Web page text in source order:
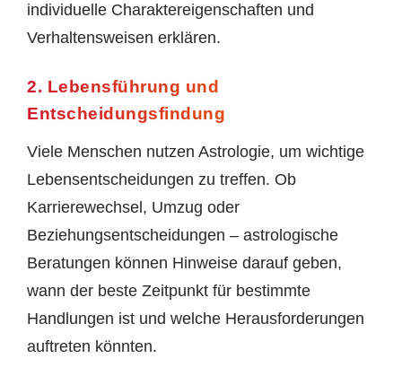
individuelle Charaktereigenschaften und
Verhaltensweisen erklären.
2. Lebensführung und
Entscheidungsfindung
Viele Menschen nutzen Astrologie, um wichtige
Lebensentscheidungen zu treffen. Ob
Karrierewechsel, Umzug oder
Beziehungsentscheidungen – astrologische
Beratungen können Hinweise darauf geben,
wann der beste Zeitpunkt für bestimmte
Handlungen ist und welche Herausforderungen
auftreten könnten.